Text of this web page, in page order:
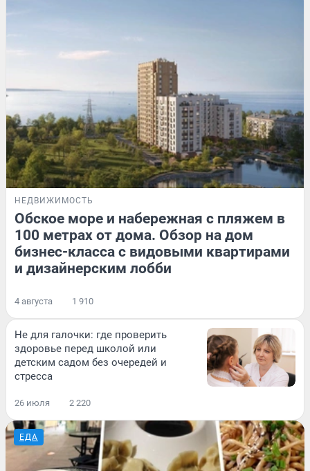
НЕДВИЖИМОСТЬ
Обское море и набережная с пляжем в
100 метрах от дома. Обзор на дом
бизнес-класса с видовыми квартирами
и дизайнерским лобби
4 августа 1 910
Не для галочки: где проверить
здоровье перед школой или
детским садом без очередей и
стресса
26 июля 2 220
ЕДА